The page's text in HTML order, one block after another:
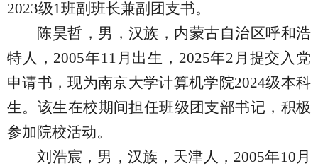
2023级1班副班长兼副团支书。
陈昊哲，男，汉族，内蒙古自治区呼和浩
特人， 2005年11 月出生， 2025年2 月提交入党
申请书，现为南京大学计算机学院2024级本科
生。该生在校期间担任班级团支部书记，积极
参加院校活动。
刘浩宸，男，汉族，天津人， 2005年10 月